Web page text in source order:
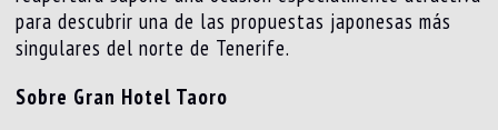
para descubrir una de las propuestas japonesas más
singulares del norte de Tenerife.
Sobre Gran Hotel Taoro